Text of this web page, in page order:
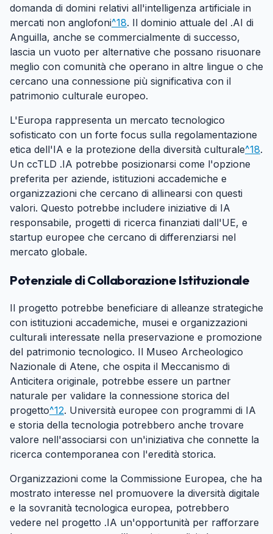
domanda di domini relativi all'intelligenza artificiale in
mercati non anglofoni^18. Il dominio attuale del .AI di
Anguilla, anche se commercialmente di successo,
lascia un vuoto per alternative che possano risuonare
meglio con comunità che operano in altre lingue o che
cercano una connessione più significativa con il
patrimonio culturale europeo.
L'Europa rappresenta un mercato tecnologico
sofisticato con un forte focus sulla regolamentazione
etica dell'IA e la protezione della diversità culturale^18.
Un ccTLD .IA potrebbe posizionarsi come l'opzione
preferita per aziende, istituzioni accademiche e
organizzazioni che cercano di allinearsi con questi
valori. Questo potrebbe includere iniziative di IA
responsabile, progetti di ricerca finanziati dall'UE, e
startup europee che cercano di differenziarsi nel
mercato globale.
Potenziale di Collaborazione Istituzionale
Il progetto potrebbe beneficiare di alleanze strategiche
con istituzioni accademiche, musei e organizzazioni
culturali interessate nella preservazione e promozione
del patrimonio tecnologico. Il Museo Archeologico
Nazionale di Atene, che ospita il Meccanismo di
Anticitera originale, potrebbe essere un partner
naturale per validare la connessione storica del
progetto^12. Università europee con programmi di IA
e storia della tecnologia potrebbero anche trovare
valore nell'associarsi con un'iniziativa che connette la
ricerca contemporanea con l'eredità storica.
Organizzazioni come la Commissione Europea, che ha
mostrato interesse nel promuovere la diversità digitale
e la sovranità tecnologica europea, potrebbero
vedere nel progetto .IA un'opportunità per rafforzare